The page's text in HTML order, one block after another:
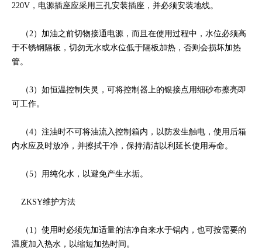
220V，电源插座应采用三孔安装插座，并必须安装地线。
（2）加油之前切物接通电源，而且在使用过程中，水位必须高
于不锈钢隔板，切勿无水或水位低于隔板加热，否则会损坏加热
管。
（3）如恒温控制失灵，可将控制器上的银接点用细砂布擦亮即
可工作。
（4）注油时不可将油流入控制箱内，以防发生触电，使用后箱
内水应及时放净，并擦拭干净，保持清洁以利延长使用寿命。
（5）用纯化水，以避免产生水垢。
ZKSY维护方法
（1）使用时必须先加适量的洁净自来水于锅内，也可按需要的
温度加入热水，以缩短加热时间。